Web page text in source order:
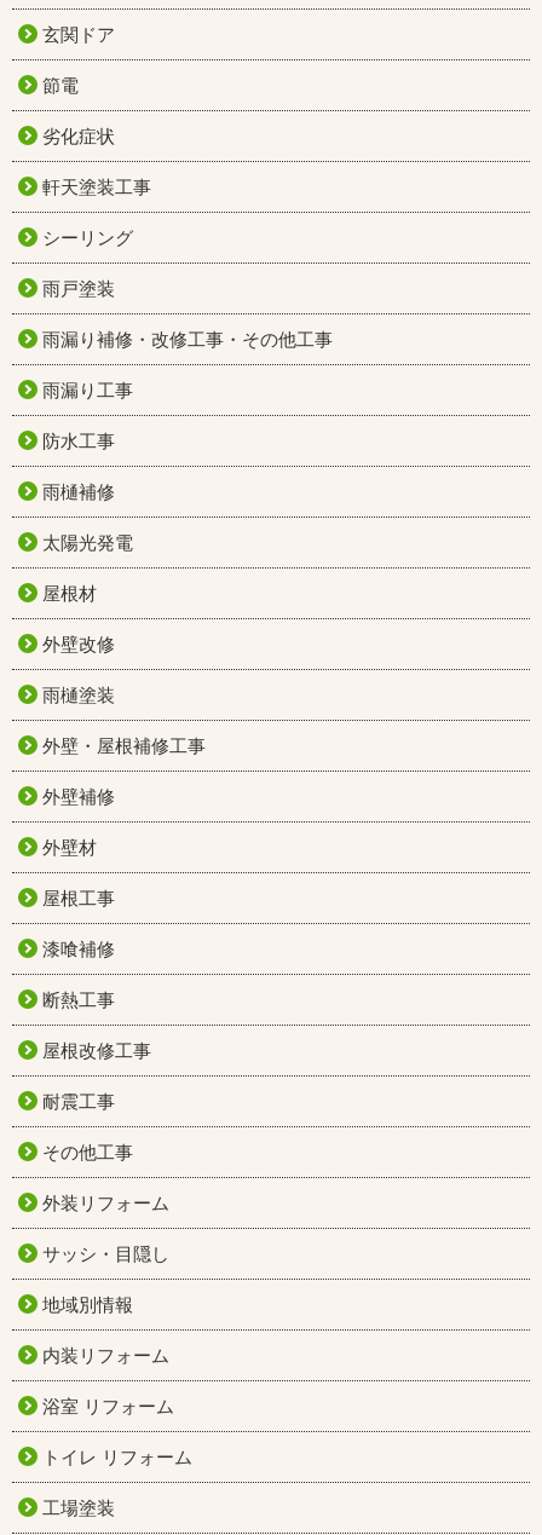
玄関ドア
節電
劣化症状
軒天塗装工事
シーリング
雨戸塗装
雨漏り補修・改修工事・その他工事
雨漏り工事
防水工事
雨樋補修
太陽光発電
屋根材
外壁改修
雨樋塗装
外壁・屋根補修工事
外壁補修
外壁材
屋根工事
漆喰補修
断熱工事
屋根改修工事
耐震工事
その他工事
外装リフォーム
サッシ・目隠し
地域別情報
内装リフォーム
浴室 リフォーム
トイレ リフォーム
工場塗装